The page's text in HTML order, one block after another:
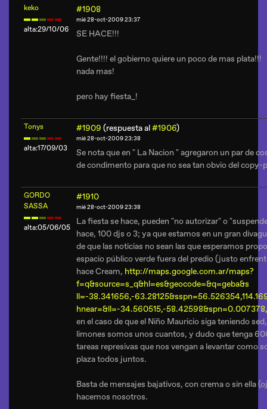
keko
alta:29/10/06
#1908
mié 28-oct-2009 23:37
SE HACE!!!
Gente!!!! el gobierno quiere un poco de mas plata!!!
nada mas!
pero hay fiesta_!
Tonys
alta:17/09/03
#1909 (respuesta al#1906)
mié 28-oct-2009 23:38
Se nota que en " La Nacion " agregaron un par de
de condimento para que no sea tan obvio del copy-
GORDO
SASSA
alta:05/06/05
#1910
mié 28-oct-2009 23:38
La fiesta se hace, pueden "no autorizar" o
hace, 100 djs o 3; ya que estamos en un gran
de que las noticias no sean las que esperamos
espacio público verde fuera del predio (justo
hace Cream, http://maps.google.com.ar/maps?
f=q&source=s_q&hl=es&geocode=&q=geba&s
ll=-38.341656,-
hnear=&ll=-34.560515,-
en el caso de que el Niño Mauricio siga teniendo
limones somos unos cuantos, y dudo que tenga
tareas represivas que nos vengan a levantar como
plaza todos juntos.
Basta de mensajes bajativos, con crema o sin ella
hacemos nosotros.